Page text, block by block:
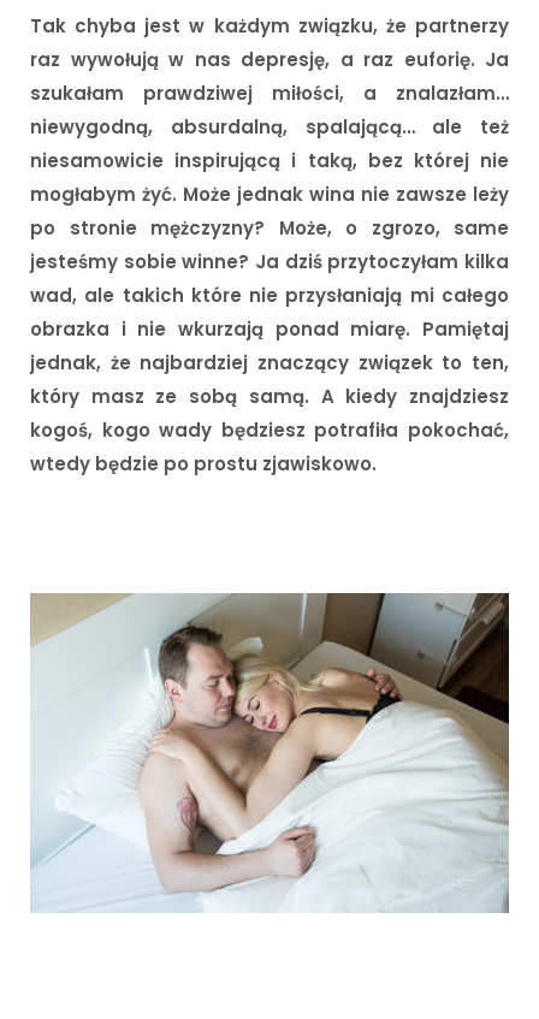
Tak chyba jest w każdym związku, że partnerzy
raz wywołują w nas depresję, a raz euforię. Ja
szukałam prawdziwej miłości, a znalazłam…
niewygodną, absurdalną, spalającą… ale też
niesamowicie inspirującą i taką, bez której nie
mogłabym żyć. Może jednak wina nie zawsze leży
po stronie mężczyzny? Może, o zgrozo, same
jesteśmy sobie winne? Ja dziś przytoczyłam kilka
wad, ale takich które nie przysłaniają mi całego
obrazka i nie wkurzają ponad miarę. Pamiętaj
jednak, że najbardziej znaczący związek to ten,
który masz ze sobą samą. A kiedy znajdziesz
kogoś, kogo wady będziesz potrafiła pokochać,
wtedy będzie po prostu zjawiskowo.